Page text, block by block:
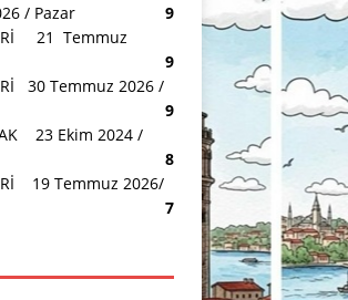
/ Pazar
9
21 Temmuz
9
30 Temmuz 2026 /
9
23 Ekim 2024 /
8
19 Temmuz 2026/
7